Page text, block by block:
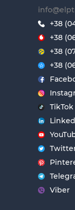
+38
+38
+38
+38
TikTok
Viber